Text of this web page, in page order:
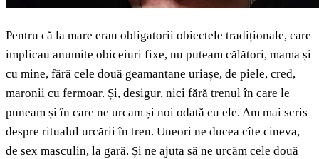
Pentru că la mare erau obligatorii obiectele tradiționale, care
implicau anumite obiceiuri fixe, nu puteam călători, mama și
cu mine, fără cele două geamantane uriașe, de piele, cred,
maronii cu fermoar. Și, desigur, nici fără trenul în care le
puneam și în care ne urcam și noi odată cu ele. Am mai scris
despre ritualul urcării în tren. Uneori ne ducea cîte cineva,
de sex masculin, la gară. Și ne ajuta să ne urcăm cele două